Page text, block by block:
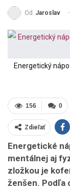
Od Jaroslav
Energetický
0
156
Zdieľať
Energetické
mentálnej aj
zložkou je
ženšen. Podľa